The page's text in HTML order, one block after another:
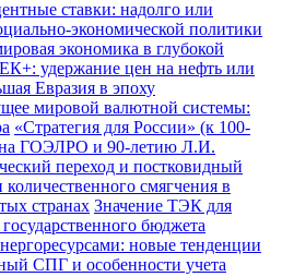
ставки: надолго или
экономической политики
экономика в глубокой
удержание цен на нефть или
Евразия в эпоху
мировой валютной системы:
«Стратегия для России» (к 100-
ГОЭЛРО и 90-летию Л.И.
переход и постковидный
смягчения в
странах Значение ТЭК для
бюджета
новые тенденции
СПГ и особенности учета